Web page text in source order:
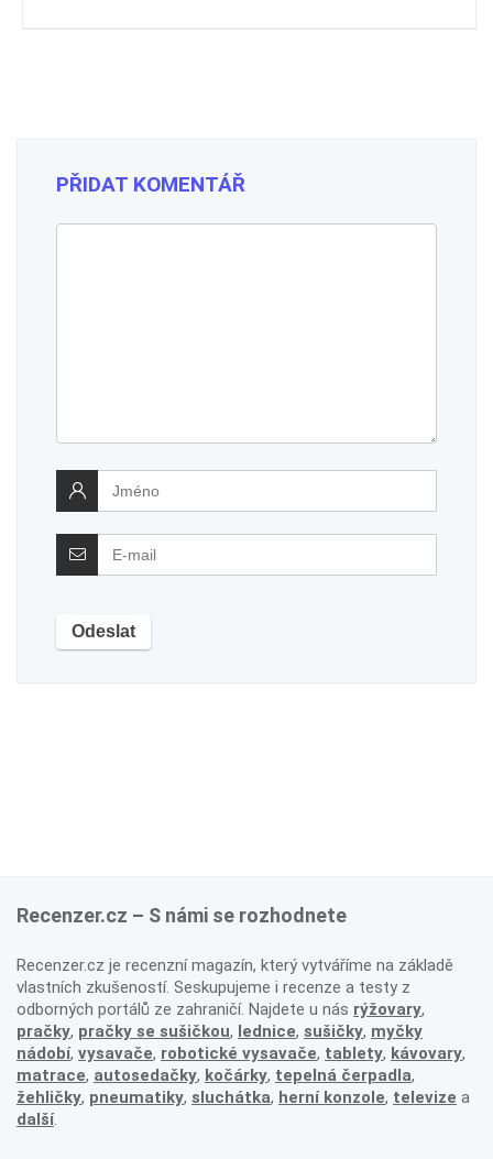
PŘIDAT KOMENTÁŘ
Recenzer.cz – S námi se rozhodnete
Recenzer.cz je recenzní magazín, který vytváříme na základě
vlastních zkušeností. Seskupujeme i recenze a testy z
odborných portálů ze zahraničí. Najdete u nás rýžovary,
pračky, pračky se sušičkou, lednice, sušičky, myčky
nádobí, vysavače, robotické vysavače, tablety, kávovary,
matrace, autosedačky, kočárky, tepelná čerpadla,
žehličky, pneumatiky, sluchátka, herní konzole, televize a
další.